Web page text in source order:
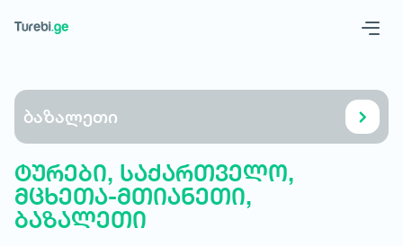
ბაზალეთი
ტურები, საქართველო,
მცხეთა-მთიანეთი,
ბაზალეთი